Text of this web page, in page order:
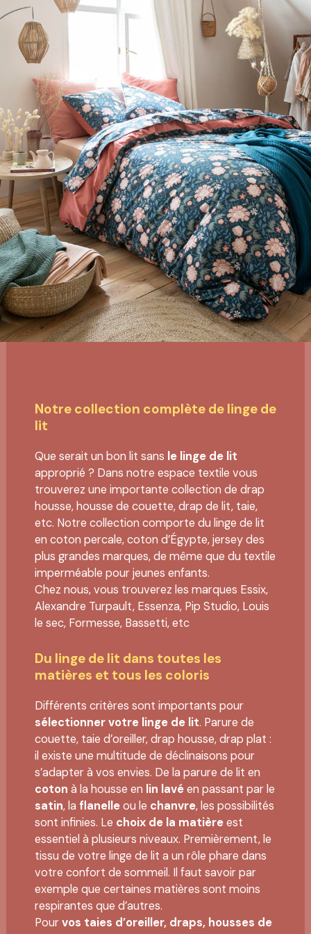
Notre collection complète de linge de
lit
Que serait un bon lit sans le linge de lit
approprié ? Dans notre espace textile vous
trouverez une importante collection de drap
housse, housse de couette, drap de lit, taie,
etc. Notre collection comporte du linge de lit
en coton percale, coton d’Égypte, jersey des
plus grandes marques, de même que du textile
imperméable pour jeunes enfants.
Chez nous, vous trouverez les marques Essix,
Alexandre Turpault, Essenza, Pip Studio, Louis
le sec, Formesse, Bassetti, etc
Du linge de lit dans toutes les
matières et tous les coloris
Différents critères sont importants pour
sélectionner votre linge de lit. Parure de
couette, taie d’oreiller, drap housse, drap plat :
il existe une multitude de déclinaisons pour
s’adapter à vos envies. De la parure de lit en
coton à la housse en lin lavéen passant par le
satin, la flanelleou le chanvre, les possibilités
sont infinies. Le choix de la matièreest
essentiel à plusieurs niveaux. Premièrement, le
tissu de votre linge de lit a un rôle phare dans
votre confort de sommeil. Il faut savoir par
exemple que certaines matières sont moins
respirantes que d’autres.
Pourvos taies d’oreiller, draps, housses de